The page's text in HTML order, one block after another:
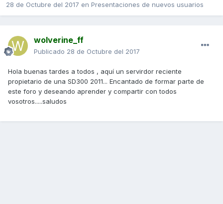
28 de Octubre del 2017 en Presentaciones de nuevos usuarios
wolverine_ff
Publicado 28 de Octubre del 2017
Hola buenas tardes a todos , aquí un servirdor reciente
propietario de una SD300 2011... Encantado de formar parte de
este foro y deseando aprender y compartir con todos
vosotros.....saludos